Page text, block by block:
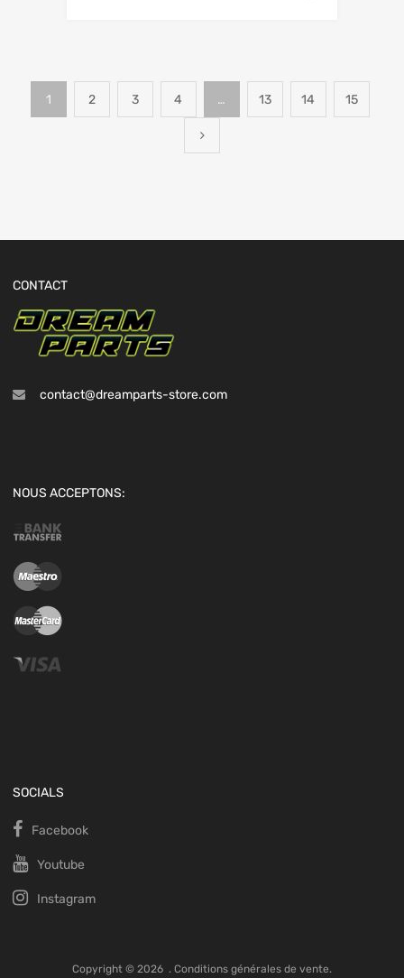
1 2 3 4 … 13 14 15
CONTACT
contact@dreamparts-store.com
NOUS ACCEPTONS:
SOCIALS
Facebook
Youtube
Instagram
Copyright © 2026 . Conditions générales de vente.